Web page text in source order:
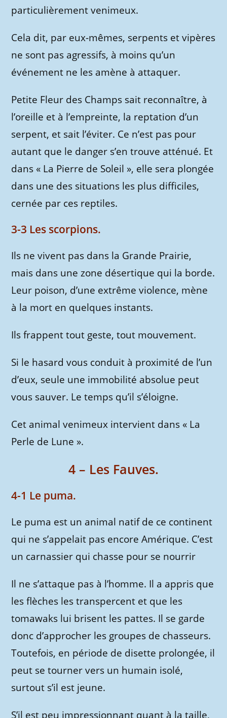
particulièrement venimeux.
Cela dit, par eux-mêmes, serpents et vipères
ne sont pas agressifs, à moins qu’un
événement ne les amène à attaquer.
Petite Fleur des Champs sait reconnaître, à
l’oreille et à l’empreinte, la reptation d’un
serpent, et sait l’éviter. Ce n’est pas pour
autant que le danger s’en trouve atténué. Et
dans « La Pierre de Soleil », elle sera plongée
dans une des situations les plus difficiles,
cernée par ces reptiles.
3-3 Les scorpions.
Ils ne vivent pas dans la Grande Prairie,
mais dans une zone désertique qui la borde.
Leur poison, d’une extrême violence, mène
à la mort en quelques instants.
Ils frappent tout geste, tout mouvement.
Si le hasard vous conduit à proximité de l’un
d’eux, seule une immobilité absolue peut
vous sauver. Le temps qu’il s’éloigne.
Cet animal venimeux intervient dans « La
Perle de Lune ».
4 – Les Fauves.
4-1 Le puma.
Le puma est un animal natif de ce continent
qui ne s’appelait pas encore Amérique. C’est
un carnassier qui chasse pour se nourrir
Il ne s’attaque pas à l’homme. Il a appris que
les flèches les transpercent et que les
tomawaks lui brisent les pattes. Il se garde
donc d’approcher les groupes de chasseurs.
Toutefois, en période de disette prolongée, il
peut se tourner vers un humain isolé,
surtout s’il est jeune.
S’il est peu impressionnant quant à la taille,